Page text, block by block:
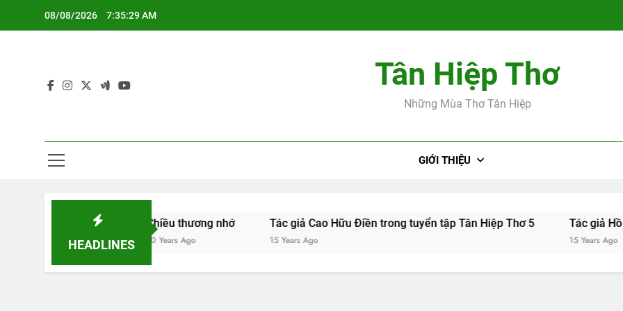
08/08/2026 7:35:29 AM
Tác giả Cao
Tân Hiệp Thơ
Những Mùa Thơ Tân Hiệp
GIỚI THIỆU
HEADLINES
Chiều thương nhớ
10 Years Ago
Tác giả Cao Hữu Điền trong tuyển tập Tân Hiệp Thơ 5 Tác giả Hồ Hải Đạo